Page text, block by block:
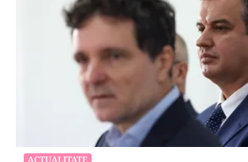
ACTUALITATE